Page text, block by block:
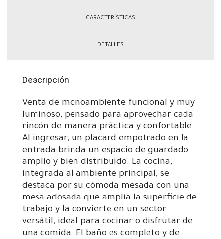
CARACTERÍSTICAS
DETALLES
Descripción
Venta de monoambiente funcional y muy
luminoso, pensado para aprovechar cada
rincón de manera práctica y confortable.
Al ingresar, un placard empotrado en la
entrada brinda un espacio de guardado
amplio y bien distribuido. La cocina,
integrada al ambiente principal, se
destaca por su cómoda mesada con una
mesa adosada que amplía la superficie de
trabajo y la convierte en un sector
versátil, ideal para cocinar o disfrutar de
una comida. El baño es completo y de